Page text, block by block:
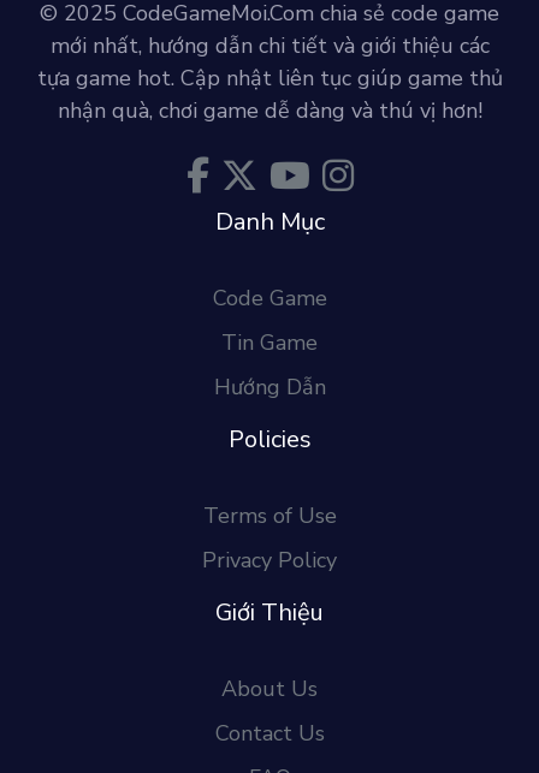
© 2025 CodeGameMoi.Com chia sẻ code game
mới nhất, hướng dẫn chi tiết và giới thiệu các
tựa game hot. Cập nhật liên tục giúp game thủ
nhận quà, chơi game dễ dàng và thú vị hơn!
Danh Mục
Code Game
Tin Game
Hướng Dẫn
Policies
Terms of Use
Privacy Policy
Giới Thiệu
About Us
Contact Us